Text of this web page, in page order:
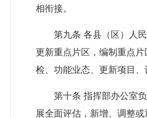
相衔接。
第九条 各县（区）人民
更新重点片区，编制重点
检、功能业态、更新项目
第十条 指挥部办公室负
展全面评估，新增、调整